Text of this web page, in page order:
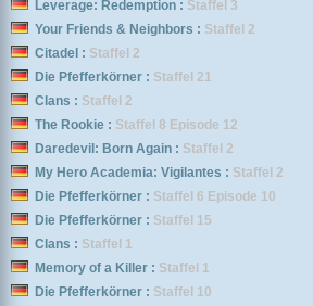
Leverage: Redemption : Staffel 3
Your Friends & Neighbors : Staffel 2
Citadel : Staffel 2
Die Pfefferkörner : Staffel 21
Clans : Staffel 2
The Rookie : Staffel 8 Episode 12
Daredevil: Born Again : Staffel 2
My Hero Academia: Vigilantes : Staffel 2
Die Pfefferkörner : Staffel 6 Episode 10
Die Pfefferkörner : Staffel 15
Clans : Staffel 1
Memory of a Killer : Staffel 1
Die Pfefferkörner : Staffel 10